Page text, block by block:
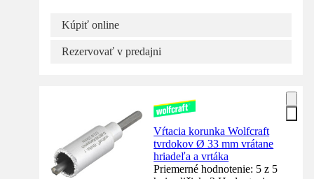
Kúpiť online
Rezervovať v predajni
Vŕtacia korunka Wolfcraft
tvrdokov Ø 33 mm vrátane
hriadeľa a vrtáka
Priemerné hodnotenie: 5 z 5